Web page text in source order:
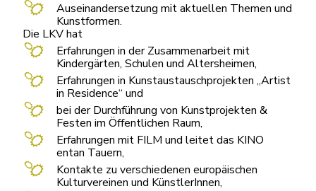
Auseinandersetzung mit aktuellen Themen und
Kunstformen.
Die LKV hat
Erfahrungen in der Zusammenarbeit mit
Kindergärten, Schulen und Altersheimen,
Erfahrungen in Kunstaustauschprojekten „Artist
in Residence“ und
bei der Durchführung von Kunstprojekten &
Festen im Öffentlichen Raum,
Erfahrungen mit FILM und leitet das KINO
entan Tauern,
Kontakte zu verschiedenen europäischen
Kulturvereinen und KünstlerInnen,